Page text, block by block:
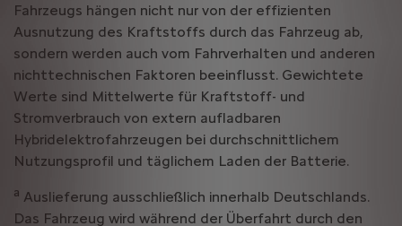
Fahrzeugs hängen nicht nur von der effizienten
Ausnutzung des Kraftstoffs durch das Fahrzeug ab,
sondern werden auch vom Fahrverhalten und anderen
nichttechnischen Faktoren beeinflusst. Gewichtete
Werte sind Mittelwerte für Kraftstoff- und
Stromverbrauch von extern aufladbaren
Hybridelektrofahrzeugen bei durchschnittlichem
Nutzungsprofil und täglichem Laden der Batterie.
a Auslieferung ausschließlich innerhalb Deutschlands.
Das Fahrzeug wird während der Überfahrt durch den